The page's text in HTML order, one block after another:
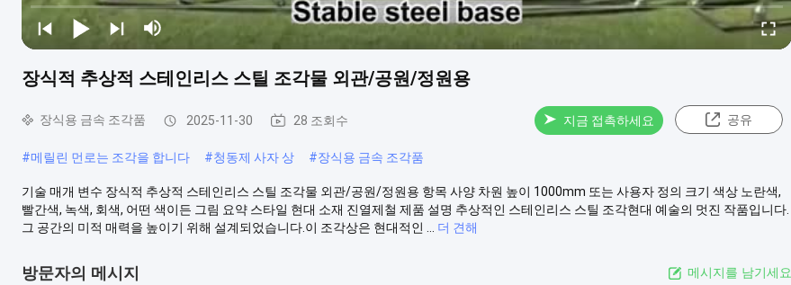
장식적 추상적 스테인리스 스틸 조각물 외관/공원/정원용
장식용 금속 조각품 2025-11-30 28 조회수 지금 접촉하세요 공유
#메릴린 먼로는 조각을 합니다 #청동제 사자 상 #장식용 금속 조각품
기술 매개 변수 장식적 추상적 스테인리스 스틸 조각물 외관/공원/정원용 항목 사양 차원 높이 1000mm 또는 사용자 정의 크기 색상 노란색,
빨간색, 녹색, 회색, 어떤 색이든 그림 요약 스타일 현대 소재 진열제철 제품 설명 추상적인 스테인리스 스틸 조각현대 예술의 멋진 작품입니다.
그 공간의 미적 매력을 높이기 위해 설계되었습니다.이 조각상은 현대적인 ...
더 견해
방문자의 메시지 메시지를 남기세요